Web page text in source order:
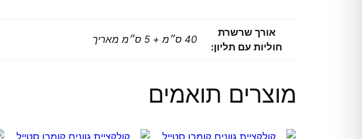
אורך שרשרת
חוליות עם תליון:
40 ס״מ + 5 ס״מ מאריך
מוצרים תואמים